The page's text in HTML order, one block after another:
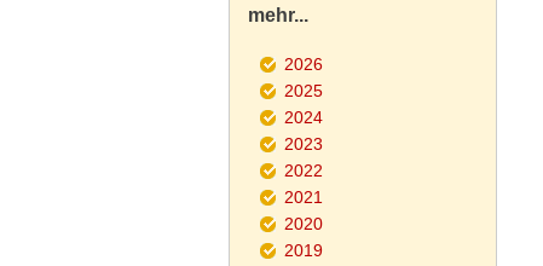
mehr...
2026
2025
2024
2023
2022
2021
2020
2019